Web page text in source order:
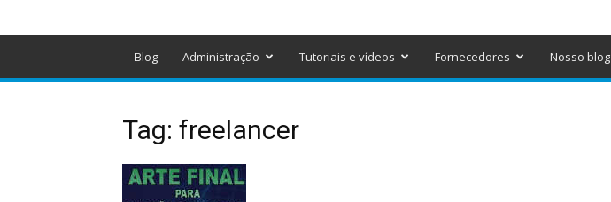
Blog Administração Tutoriais e vídeos Fornecedores Nosso blog
Tag: freelancer